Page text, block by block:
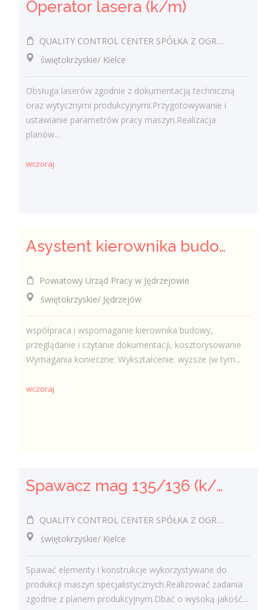
Operator lasera (k/m)
QUALITY CONTROL CENTER SPÓŁKA Z OGRANICZONĄ ODPOWIEDZIALNOŚCIĄ
świętokrzyskie/ Kielce
Obsługa laserów zgodnie z dokumentacją techniczną
oraz wytycznymi produkcyjnymi.Przygotowywanie i
ustawianie parametrów pracy maszyn.Realizacja
planów...
wczoraj
Asystent kierownika budowy
Powiatowy Urząd Pracy w Jędrzejowie
świętokrzyskie/ Jędrzejów
współpraca i wspomaganie kierownika budowy,
przeglądanie i czytanie dokumentacji, kosztorysowanie
Wymagania konieczne: Wykształcenie: wyższe (w tym...
wczoraj
Spawacz mag 135/136 (k/m)
QUALITY CONTROL CENTER SPÓŁKA Z OGRANICZONĄ ODPOWIEDZIALNOŚCIĄ
świętokrzyskie/ Kielce
Spawać elementy i konstrukcje wykorzystywane do
produkcji maszyn specjalistycznych.Realizować zadania
zgodnie z planem produkcyjnym.Dbać o wysoką jakość...